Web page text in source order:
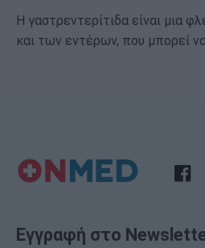
Η γαστρεντερίτιδα είναι μια
και των εντέρων, που μπορεί
Εγγραφή στο